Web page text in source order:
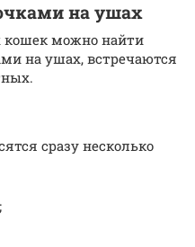
на ушах
кошек можно найти
на ушах, встречаются
сразу несколько